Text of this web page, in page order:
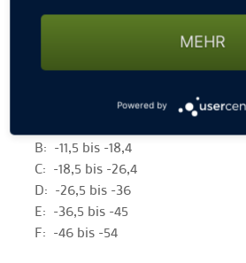
das 5-Sterne Precise Resort El
B: -11,5 bis -18,4
C: -18,5 bis -26,4
D: -26,5 bis -36
E: -36,5 bis -45
F: -46 bis -54
MEHR
Powered by